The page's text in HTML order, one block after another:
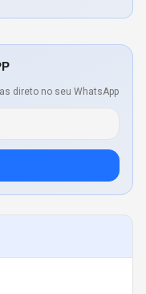
direto no seu WhatsApp